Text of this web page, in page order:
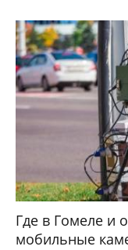
Где в Гомеле и
мобильные